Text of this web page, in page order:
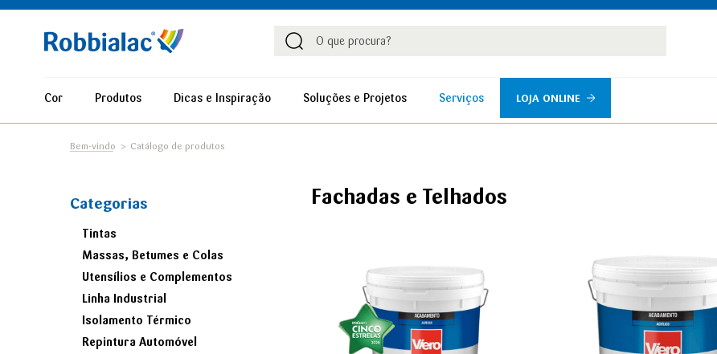
Procurar
Procurar
Cor Produtos Dicas e Inspiração Soluções e Projetos Serviços LOJA ONLINE
Bem-vindo Catálogo de produtos
Categorias
Tintas
Massas, Betumes e Colas
Utensílios e Complementos
Linha Industrial
Isolamento Térmico
Repintura Automóvel
Fachadas e Telhados